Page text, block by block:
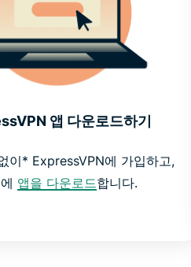
앱 다운로드하기
이* ExpressVPN에 가입하고,
앱을 다운로드합니다.